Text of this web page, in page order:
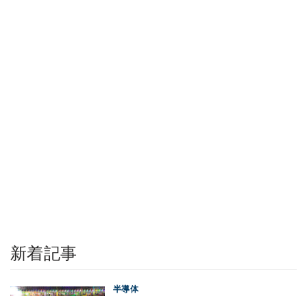
新着記事
半導体